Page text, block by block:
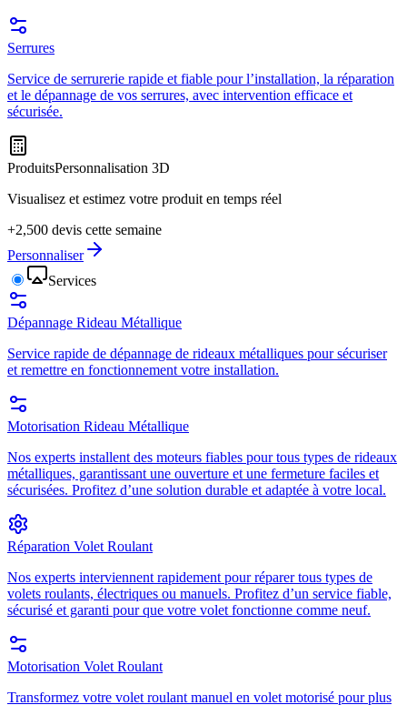
Serrures
Service de serrurerie rapide et fiable pour l’installation, la réparation
et le dépannage de vos serrures, avec intervention efficace et
sécurisée.
ProduitsPersonnalisation 3D
Visualisez et estimez votre produit en temps réel
+2,500 devis cette semaine
Personnaliser
Services
Dépannage Rideau Métallique
Service rapide de dépannage de rideaux métalliques pour sécuriser
et remettre en fonctionnement votre installation.
Motorisation Rideau Métallique
Nos experts installent des moteurs fiables pour tous types de rideaux
métalliques, garantissant une ouverture et une fermeture faciles et
sécurisées. Profitez d’une solution durable et adaptée à votre local.
Réparation Volet Roulant
Nos experts interviennent rapidement pour réparer tous types de
volets roulants, électriques ou manuels. Profitez d’un service fiable,
sécurisé et garanti pour que votre volet fonctionne comme neuf.
Motorisation Volet Roulant
Transformez votre volet roulant manuel en volet motorisé pour plus